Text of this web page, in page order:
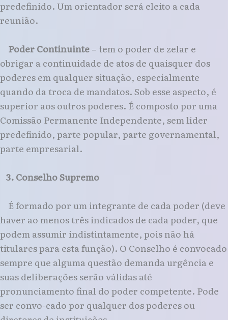
predefinido. Um orientador será eleito a cada
reunião.
Poder Continuinte– tem o poder de zelar e
obrigar a continuidade de atos de quaisquer dos
poderes em qualquer situação, especialmente
quando da troca de mandatos. Sob esse aspecto, é
superior aos outros poderes. É composto por uma
Comissão Permanente Independente, sem líder
predefinido, parte popular, parte governamental,
parte empresarial.
3. Conselho Supremo
É formado por um integrante de cada poder (deve
haver ao menos três indicados de cada poder, que
podem assumir indistintamente, pois não há
titulares para esta função). O Conselho é convocado
sempre que alguma questão demanda urgência e
suas deliberações serão válidas até
pronunciamento final do poder competente. Pode
ser convo-cado por qualquer dos poderes ou